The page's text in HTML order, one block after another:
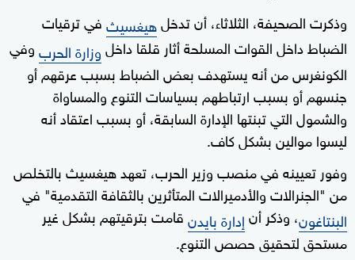
وذكرت الصحيفة، الثلاثاء، أن تدخلهيغسيثفي ترقيات
الضباط داخل القوات المسلحة أثار قلقا داخلوزارة الحربوفي
الكونغرس من أنه يستهدف بعض الضباط بسبب عرقهم أو
جنسهم أو بسبب ارتباطهم بسياسات التنوع والمساواة
والشمول التي تبنتها الإدارة السابقة، أو بسبب اعتقاد أنه
ليسوا موالين بشكل كاف.
وفور تعيينه في منصب وزير الحرب، تعهد هيغسيث بالتخلص
من "الجنرالات والأدميرالات المتأثرين بالثقافة التقدمية" في
البنتاغون، وذكر أنإدارة بايدنقامت بترقيتهم بشكل غير
مستحق لتحقيق حصص التنوع.